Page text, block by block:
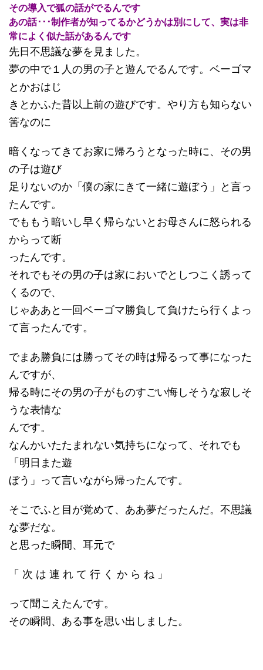
その導入で狐の話がでるんです
あの話･･･制作者が知ってるかどうかは別にして、実は非
常によく似た話があるんです
先日不思議な夢を見ました。
夢の中で１人の男の子と遊んでるんです。ベーゴマ
とかおはじ
きとかふた昔以上前の遊びです。やり方も知らない
筈なのに
暗くなってきてお家に帰ろうとなった時に、その男
の子は遊び
足りないのか「僕の家にきて一緒に遊ぼう」と言っ
たんです。
でももう暗いし早く帰らないとお母さんに怒られる
からって断
ったんです。
それでもその男の子は家においでとしつこく誘って
くるので、
じゃああと一回ベーゴマ勝負して負けたら行くよっ
て言ったんです。
でまあ勝負には勝ってその時は帰るって事になった
んですが、
帰る時にその男の子がものすごい悔しそうな寂しそ
うな表情な
んです。
なんかいたたまれない気持ちになって、それでも
「明日また遊
ぼう」って言いながら帰ったんです。
そこでふと目が覚めて、ああ夢だったんだ。不思議
な夢だな。
と思った瞬間、耳元で
「 次 は 連 れ て 行 く か ら ね 」
って聞こえたんです。
その瞬間、ある事を思い出しました。